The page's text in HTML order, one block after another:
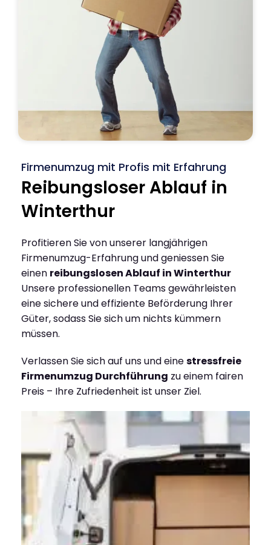
Firmenumzug mit Profis mit Erfahrung
Reibungsloser Ablauf in
Winterthur
Profitieren Sie von unserer langjährigen
Firmenumzug-Erfahrung und geniessen Sie
einen reibungslosen Ablauf in Winterthur
Unsere professionellen Teams gewährleisten
eine sichere und effiziente Beförderung Ihrer
Güter, sodass Sie sich um nichts kümmern
müssen.
Verlassen Sie sich auf uns und einestressfreie
Firmenumzug Durchführung zu einem fairen
Preis – Ihre Zufriedenheit ist unser Ziel.